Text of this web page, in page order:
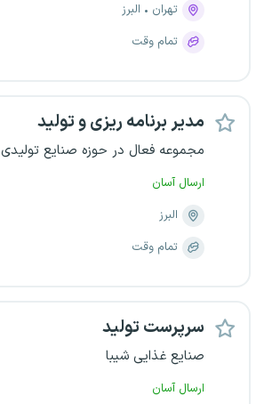
تهران
البرز
تمام وقت
مدیر برنامه ریزی و تولید
مجموعه فعال در حوزه صنایع تولیدی
ارسال آسان
البرز
تمام وقت
سرپرست تولید
صنایع غذایی شیبا
ارسال آسان